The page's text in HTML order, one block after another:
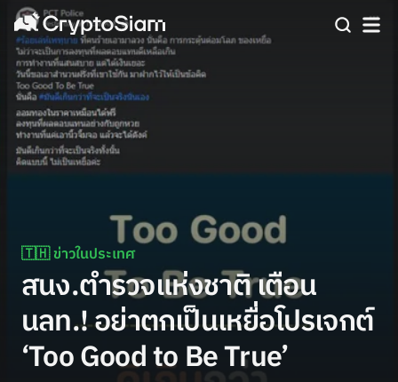
🇹🇭 ข่าวในประเทศ
สนง.ตำรวจแห่งชาติ เตือน
นลท.! อย่าตกเป็นเหยื่อโปรเจกต์
‘Too Good to Be True’